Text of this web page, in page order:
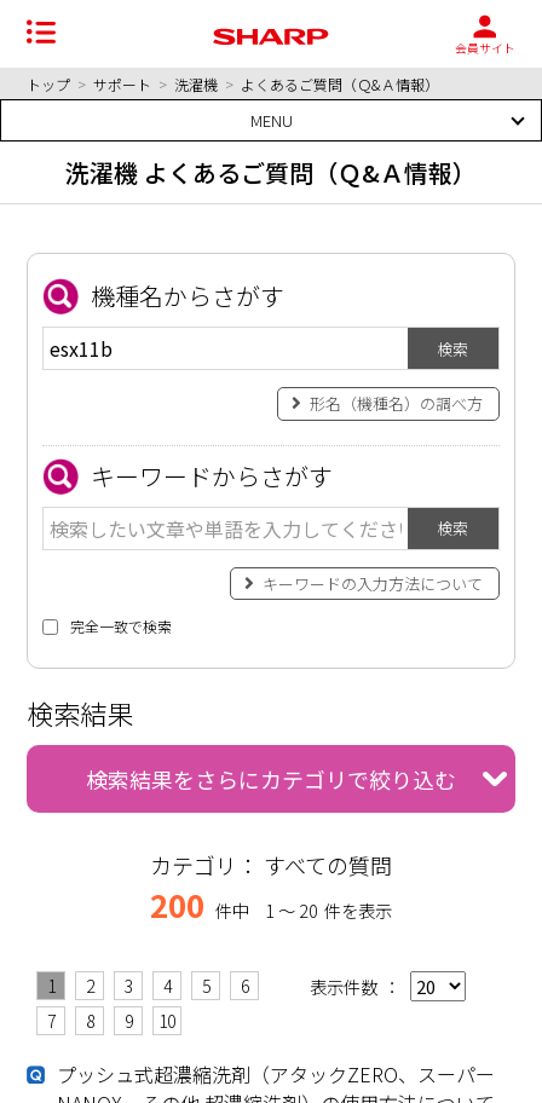
会員サイト
トップ > サポート > 洗濯機 > よくあるご質問（Ｑ&Ａ情報）
洗濯機 よくあるご質問（Ｑ&Ａ情報）
MENU
機種名からさがす
検索
形名（機種名）の調べ方
キーワードからさがす
検索
キーワードの入力方法について
完全一致で検索
検索結果
検索結果をさらにカテゴリで絞り込む
カテゴリ： すべての質問
200 件中 1 〜 20 件を表示
1 2 3 4 5
6
7
8 9 10
表示件数 ：
プッシュ式超濃縮洗剤（アタックZERO、スーパー